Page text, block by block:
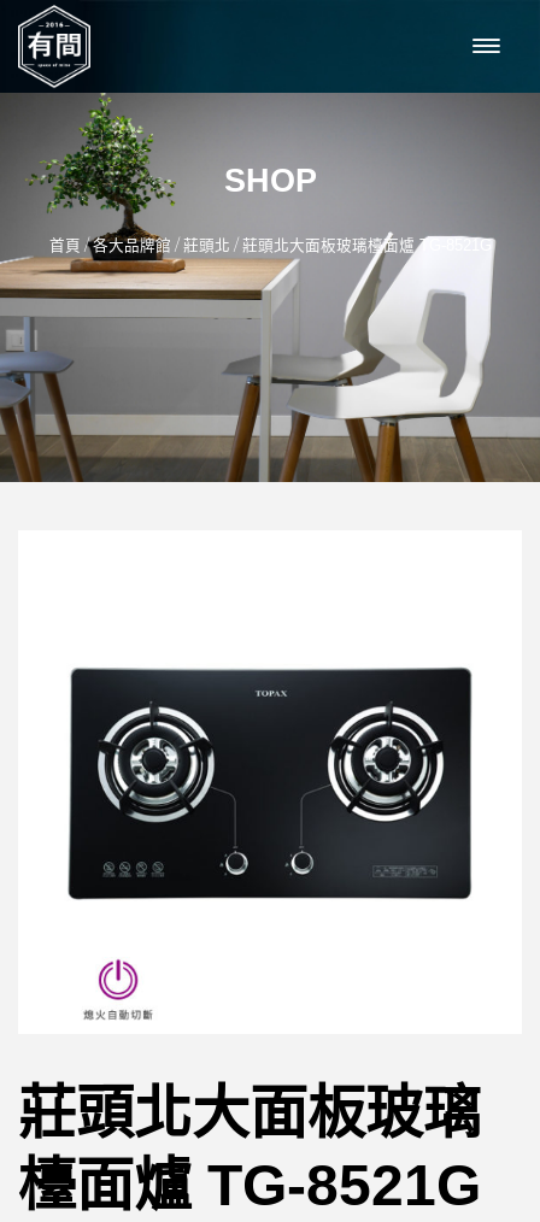
SHOP
首頁 /各大品牌館 / 莊頭北 / 莊頭北大面板玻璃檯面爐 TG-8521G
莊頭北大面板玻璃
檯面爐 TG-8521G